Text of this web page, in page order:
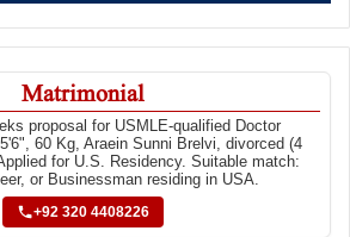
Matrimonial
proposal for USMLE-qualified Doctor
60 Kg, Araein Sunni Brelvi, divorced (4
for U.S. Residency. Suitable match:
or Businessman residing in USA.
+92 320 4408226